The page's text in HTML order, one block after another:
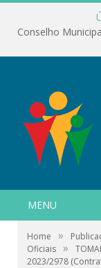
MENU
Home »
Oficiais »
2023/2978